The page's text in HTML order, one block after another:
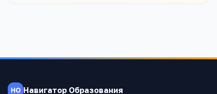
НО Навигатор Образования